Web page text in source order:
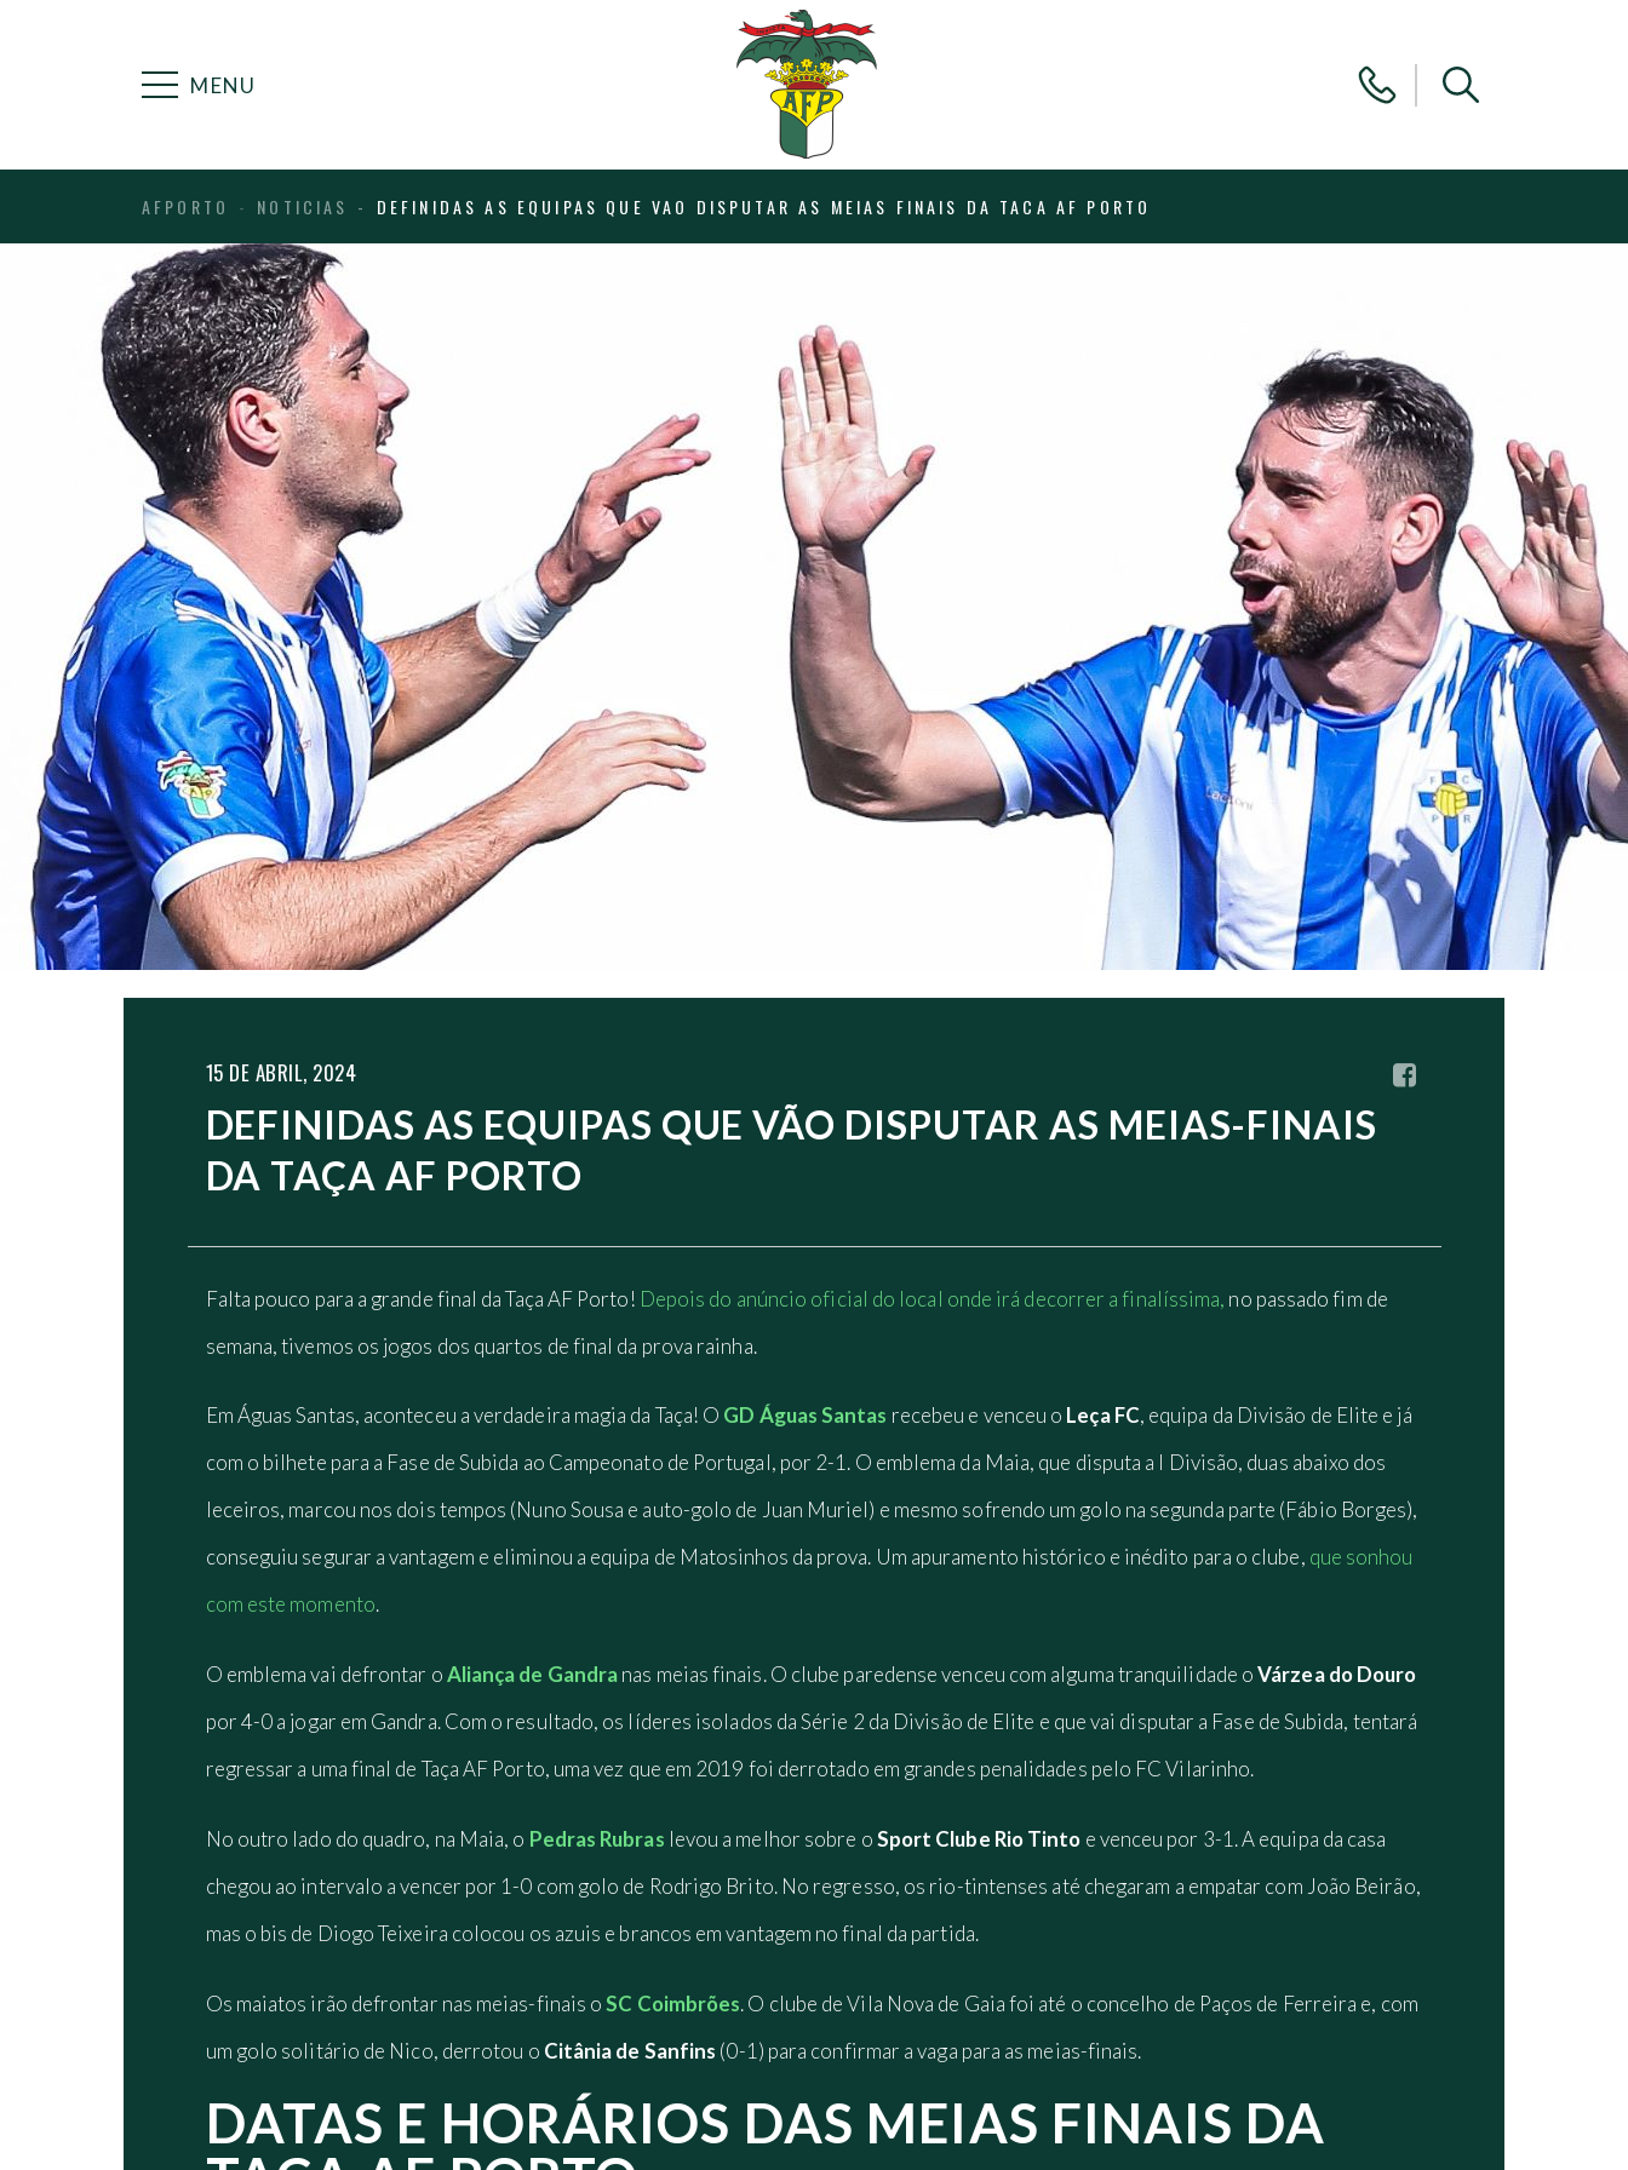
MENU
AFPORTO NOTICIAS DEFINIDAS AS EQUIPAS QUE VAO DISPUTAR AS MEIAS FINAIS DA TACA AF PORTO
15 DE ABRIL, 2024
DEFINIDAS AS EQUIPAS QUE VÃO DISPUTAR AS MEIAS-FINAIS
DA TAÇA AF PORTO
Falta pouco para a grande final da Taça AF Porto! Depois do anúncio oficial do local onde irá decorrer a finalíssima, no passado fim de
semana, tivemos os jogos dos quartos de final da prova rainha.
Em Águas Santas, aconteceu a verdadeira magia da Taça! O GD Águas Santas recebeu e venceu o Leça FC, equipa da Divisão de Elite e já
com o bilhete para a Fase de Subida ao Campeonato de Portugal, por 2-1. O emblema da Maia, que disputa a I Divisão, duas abaixo dos
leceiros, marcou nos dois tempos (Nuno Sousa e auto-golo de Juan Muriel) e mesmo sofrendo um golo na segunda parte (Fábio Borges),
conseguiu segurar a vantagem e eliminou a equipa de Matosinhos da prova. Um apuramento histórico e inédito para o clube, que sonhou
com este momento.
O emblema vai defrontar oAliança de Gandranas meias finais. O clube paredense venceu com alguma tranquilidade oVárzea do Douro
por 4-0 a jogar em Gandra. Com o resultado, os líderes isolados da Série 2 da Divisão de Elite e que vai disputar a Fase de Subida, tentará
regressar a uma final de Taça AF Porto, uma vez que em 2019 foi derrotado em grandes penalidades pelo FC Vilarinho.
No outro lado do quadro, na Maia, o Pedras Rubras levou a melhor sobre oSport Clube Rio Tinto e venceu por 3-1. A equipa da casa
chegou ao intervalo a vencer por 1-0 com golo de Rodrigo Brito. No regresso, os rio-tintenses até chegaram a empatar com João Beirão,
mas o bis de Diogo Teixeira colocou os azuis e brancos em vantagem no final da partida.
Os maiatos irão defrontar nas meias-finais oSC Coimbrões. O clube de Vila Nova de Gaia foi até o concelho de Paços de Ferreira e, com
um golo solitário de Nico, derrotou o Citânia de Sanfins (0-1) para confirmar a vaga para as meias-finais.
DATAS E HORÁRIOS DAS MEIAS FINAIS DA